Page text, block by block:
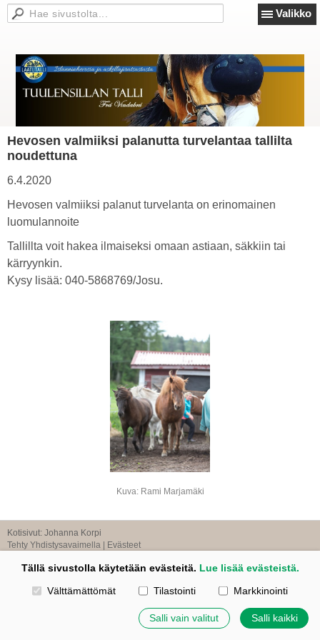
Valikko
Hevosen valmiiksi palanutta turvelantaa tallilta
noudettuna
6.4.2020
Hevosen valmiiksi palanut turvelanta on erinomainen
luomulannoite
Tallillta voit hakea ilmaiseksi omaan astiaan, säkkiin tai
kärryynkin.
Kysy lisää: 040-5868769/Josu.
Kuva: Rami Marjamäki
Kotisivut: Johanna Korpi
Tehty Yhdistysavaimella | Evästeet
Tällä sivustolla käytetään evästeitä. Lue lisää evästeistä.
Valitse käytettävät evästeet
Välttämättömät Tilastointi Markkinointi
Salli vain valitut Salli kaikki